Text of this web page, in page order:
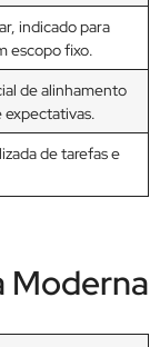
indicado para
escopo fixo.
de alinhamento
expectativas.
de tarefas e
Moderna